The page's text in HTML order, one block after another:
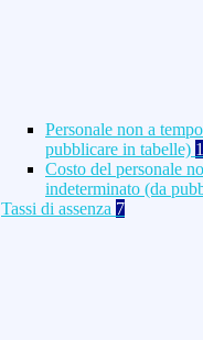
Personale non a
pubblicare in tabelle) 1
Costo del personale
indeterminato (da
Tassi di assenza 7